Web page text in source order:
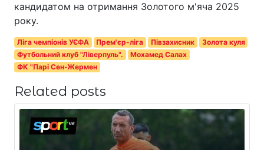
кандидатом на отримання Золотого м'яча 2025
року.
Ліга чемпіонів УЄФА Прем'єр-ліга Півзахисник
Золота куля
Футбольний клуб "Ліверпуль".
Мохамед Салах
ФК "Парі Сен-Жермен
Related posts